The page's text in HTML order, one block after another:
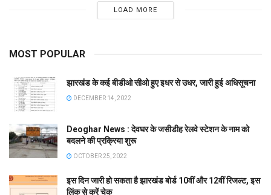
LOAD MORE
MOST POPULAR
झारखंड के कई बीडीओ सीओ हुए इधर से उधर, जारी हुई अधिसूचना
DECEMBER 14, 2022
Deoghar News : देवघर के जसीडीह रेलवे स्टेशन के नाम को
बदलने की प्रक्रिया शुरू
OCTOBER 25, 2022
इस दिन जारी हो सकता है झारखंड बोर्ड 10वीं और 12वीं रिजल्ट, इस
लिंक से करें चेक